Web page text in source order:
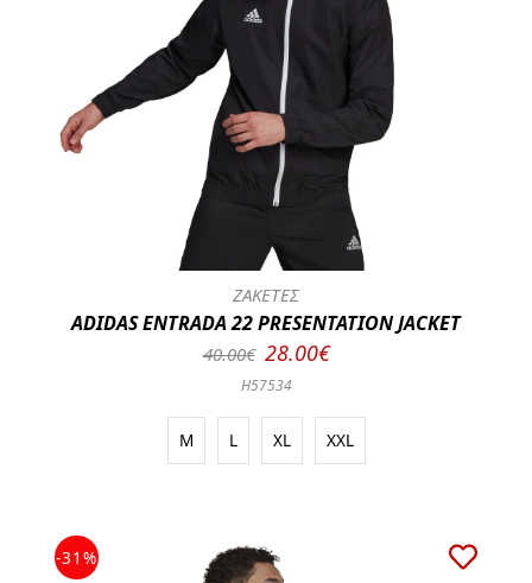
ΖΑΚΕΤΕΣ
ADIDAS ENTRADA 22 PRESENTATION JACKET
40.00€ 28.00€
H57534
M L XL XXL
-31%